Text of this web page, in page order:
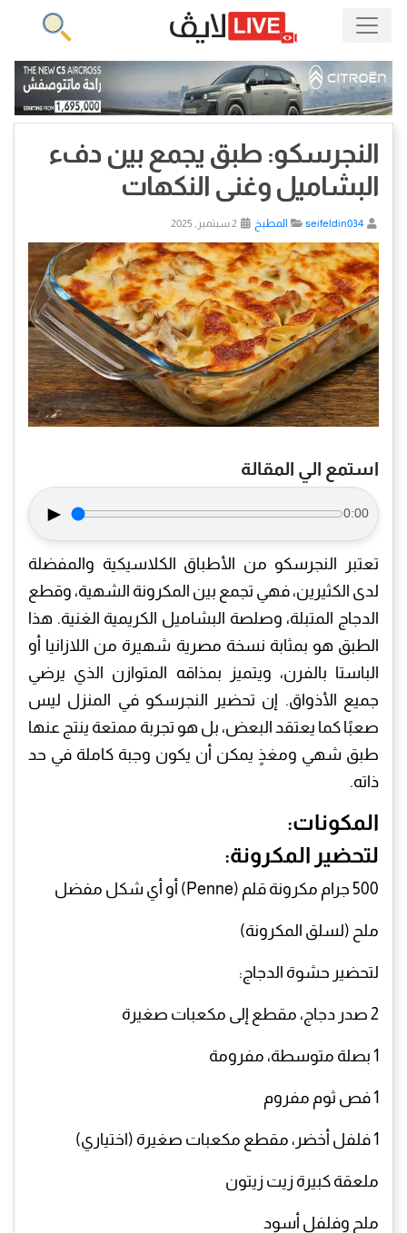
النجرسكو: طبق يجمع بين دفء
البشاميل وغنى النكهات
seifeldin034 المطبخ
استمع الي المقالة
► 0:00
تعتبر النجرسكو من الأطباق الكلاسيكية والمفضلة
لدى الكثيرين، فهي تجمع بين المكرونة الشهية، وقطع
الدجاج المتبلة، وصلصة البشاميل الكريمية الغنية. هذا
الطبق هو بمثابة نسخة مصرية شهيرة من اللازانيا أو
الباستا بالفرن، ويتميز بمذاقه المتوازن الذي يرضي
جميع الأذواق. إن تحضير النجرسكو في المنزل ليس
صعبًا كما يعتقد البعض، بل هو تجربة ممتعة ينتج عنها
طبق شهي ومغذٍ يمكن أن يكون وجبة كاملة في حد
ذاته.
​المكونات:
​لتحضير المكرونة:
​500 جرام مكرونة قلم (Penne) أو أي شكل مفضل
​ملح (لسلق المكرونة)
​لتحضير حشوة الدجاج:
​2 صدر دجاج، مقطع إلى مكعبات صغيرة
​1 بصلة متوسطة، مفرومة
​1 فص ثوم مفروم
​1 فلفل أخضر، مقطع مكعبات صغيرة (اختياري)
​ملعقة كبيرة زيت زيتون
​ملح وفلفل أسود